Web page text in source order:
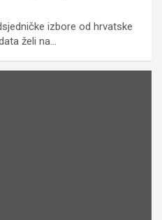
izbore od hrvatske
želi na…